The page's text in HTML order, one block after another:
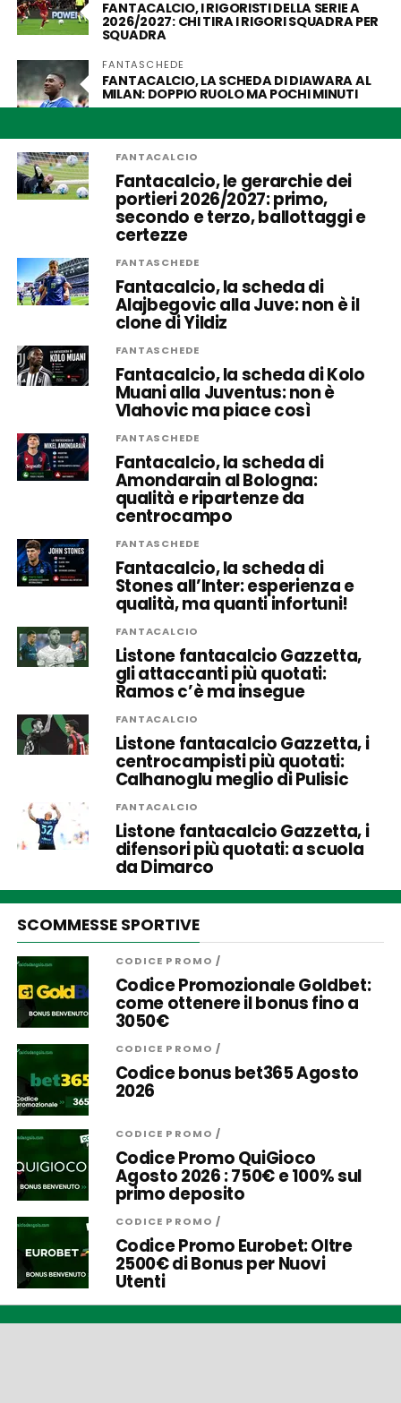
FANTACALCIO, I RIGORISTI DELLA SERIE A
2026/2027: CHI TIRA I RIGORI SQUADRA PER
SQUADRA
FANTASCHEDE
FANTACALCIO, LA SCHEDA DI DIAWARA AL
MILAN: DOPPIO RUOLO MA POCHI MINUTI
FANTACALCIO
Fantacalcio, le gerarchie dei
portieri 2026/2027: primo,
secondo e terzo, ballottaggi e
certezze
FANTASCHEDE
Fantacalcio, la scheda di
Alajbegovic alla Juve: non è il
clone di Yildiz
FANTASCHEDE
Fantacalcio, la scheda di Kolo
Muani alla Juventus: non è
Vlahovic ma piace così
FANTASCHEDE
Fantacalcio, la scheda di
Amondarain al Bologna:
qualità e ripartenze da
centrocampo
FANTASCHEDE
Fantacalcio, la scheda di
Stones all’Inter: esperienza e
qualità, ma quanti infortuni!
FANTACALCIO
Listone fantacalcio Gazzetta,
gli attaccanti più quotati:
Ramos c’è ma insegue
FANTACALCIO
Listone fantacalcio Gazzetta, i
centrocampisti più quotati:
Calhanoglu meglio di Pulisic
FANTACALCIO
Listone fantacalcio Gazzetta, i
difensori più quotati: a scuola
da Dimarco
SCOMMESSE SPORTIVE
CODICE PROMO /
Codice Promozionale Goldbet:
come ottenere il bonus fino a
3050€
CODICE PROMO /
Codice bonus bet365 Agosto
2026
CODICE PROMO /
Codice Promo QuiGioco
Agosto 2026 : 750€ e 100% sul
primo deposito
CODICE PROMO /
Codice Promo Eurobet: Oltre
2500€ di Bonus per Nuovi
Utenti